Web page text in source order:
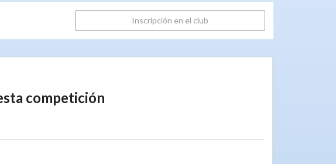
Inscripción en el club
competición